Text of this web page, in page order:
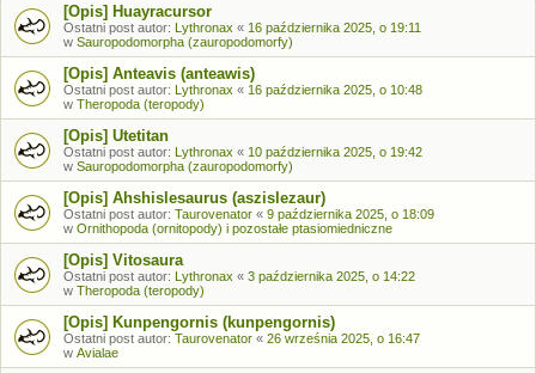
[Opis] Huayracursor
Ostatni post autor: Lythronax « 16 października 2025, o 19:11
w Sauropodomorpha (zauropodomorfy)
[Opis] Anteavis (anteawis)
Ostatni post autor: Lythronax « 16 października 2025, o 10:48
w Theropoda (teropody)
[Opis] Utetitan
Ostatni post autor: Lythronax « 10 października 2025, o 19:42
w Sauropodomorpha (zauropodomorfy)
[Opis] Ahshislesaurus (aszislezaur)
Ostatni post autor: Taurovenator « 9 października 2025, o 18:09
w Ornithopoda (ornitopody) i pozostałe ptasiomiedniczne
[Opis] Vitosaura
Ostatni post autor: Lythronax « 3 października 2025, o 14:22
w Theropoda (teropody)
[Opis] Kunpengornis (kunpengornis)
Ostatni post autor: Taurovenator « 26 września 2025, o 16:47
w Avialae